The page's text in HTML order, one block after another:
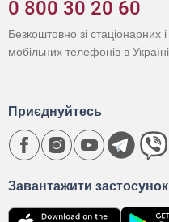
0 800 30 20 60
Безкоштовно зі стаціонарних і
мобільних телефонів в Україні
Завантажити застосунок
Приєднуйтесь